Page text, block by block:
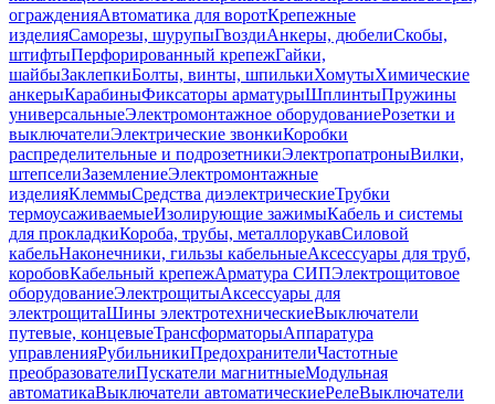
огражденияАвтоматика для воротКрепежные
изделияСаморезы, шурупыГвоздиАнкеры, дюбелиСкобы,
штифтыПерфорированный крепежГайки,
шайбыЗаклепкиБолты, винты, шпилькиХомутыХимические
анкерыКарабиныФиксаторы арматурыШплинтыПружины
универсальныеЭлектромонтажное оборудованиеРозетки и
выключателиЭлектрические звонкиКоробки
распределительные и подрозетникиЭлектропатроныВилки,
штепселиЗаземлениеЭлектромонтажные
изделияКлеммыСредства диэлектрическиеТрубки
термоусаживаемыеИзолирующие зажимыКабель и системы
для прокладкиКороба, трубы, металлорукавСиловой
кабельНаконечники, гильзы кабельныеАксессуары для труб,
коробовКабельный крепежАрматура СИПЭлектрощитовое
оборудованиеЭлектрощитыАксессуары для
электрощитаШины электротехническиеВыключатели
путевые, концевыеТрансформаторыАппаратура
управленияРубильникиПредохранителиЧастотные
преобразователиПускатели магнитныеМодульная
автоматикаВыключатели автоматическиеРелеВыключатели